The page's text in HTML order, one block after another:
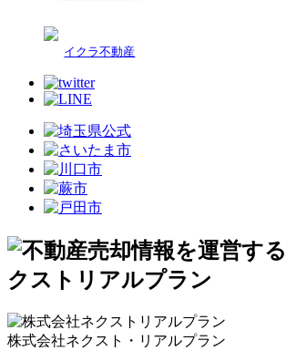
イクラ不動産
株式会社ネクスト・リアルプラン